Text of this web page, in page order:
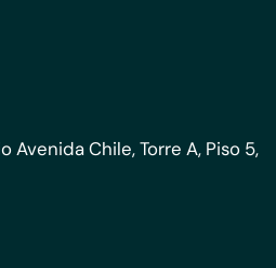
Avenida Chile, Torre A, Piso 5,